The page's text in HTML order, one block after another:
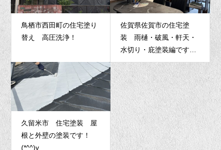
鳥栖市西田町の住宅塗り
替え 高圧洗浄！
佐賀県佐賀市の住宅塗
装 雨樋・破風・軒天・
水切り・庇塗装編です
^m^
久留米市 住宅塗装 屋
根と外壁の塗装です！
(*^^)v